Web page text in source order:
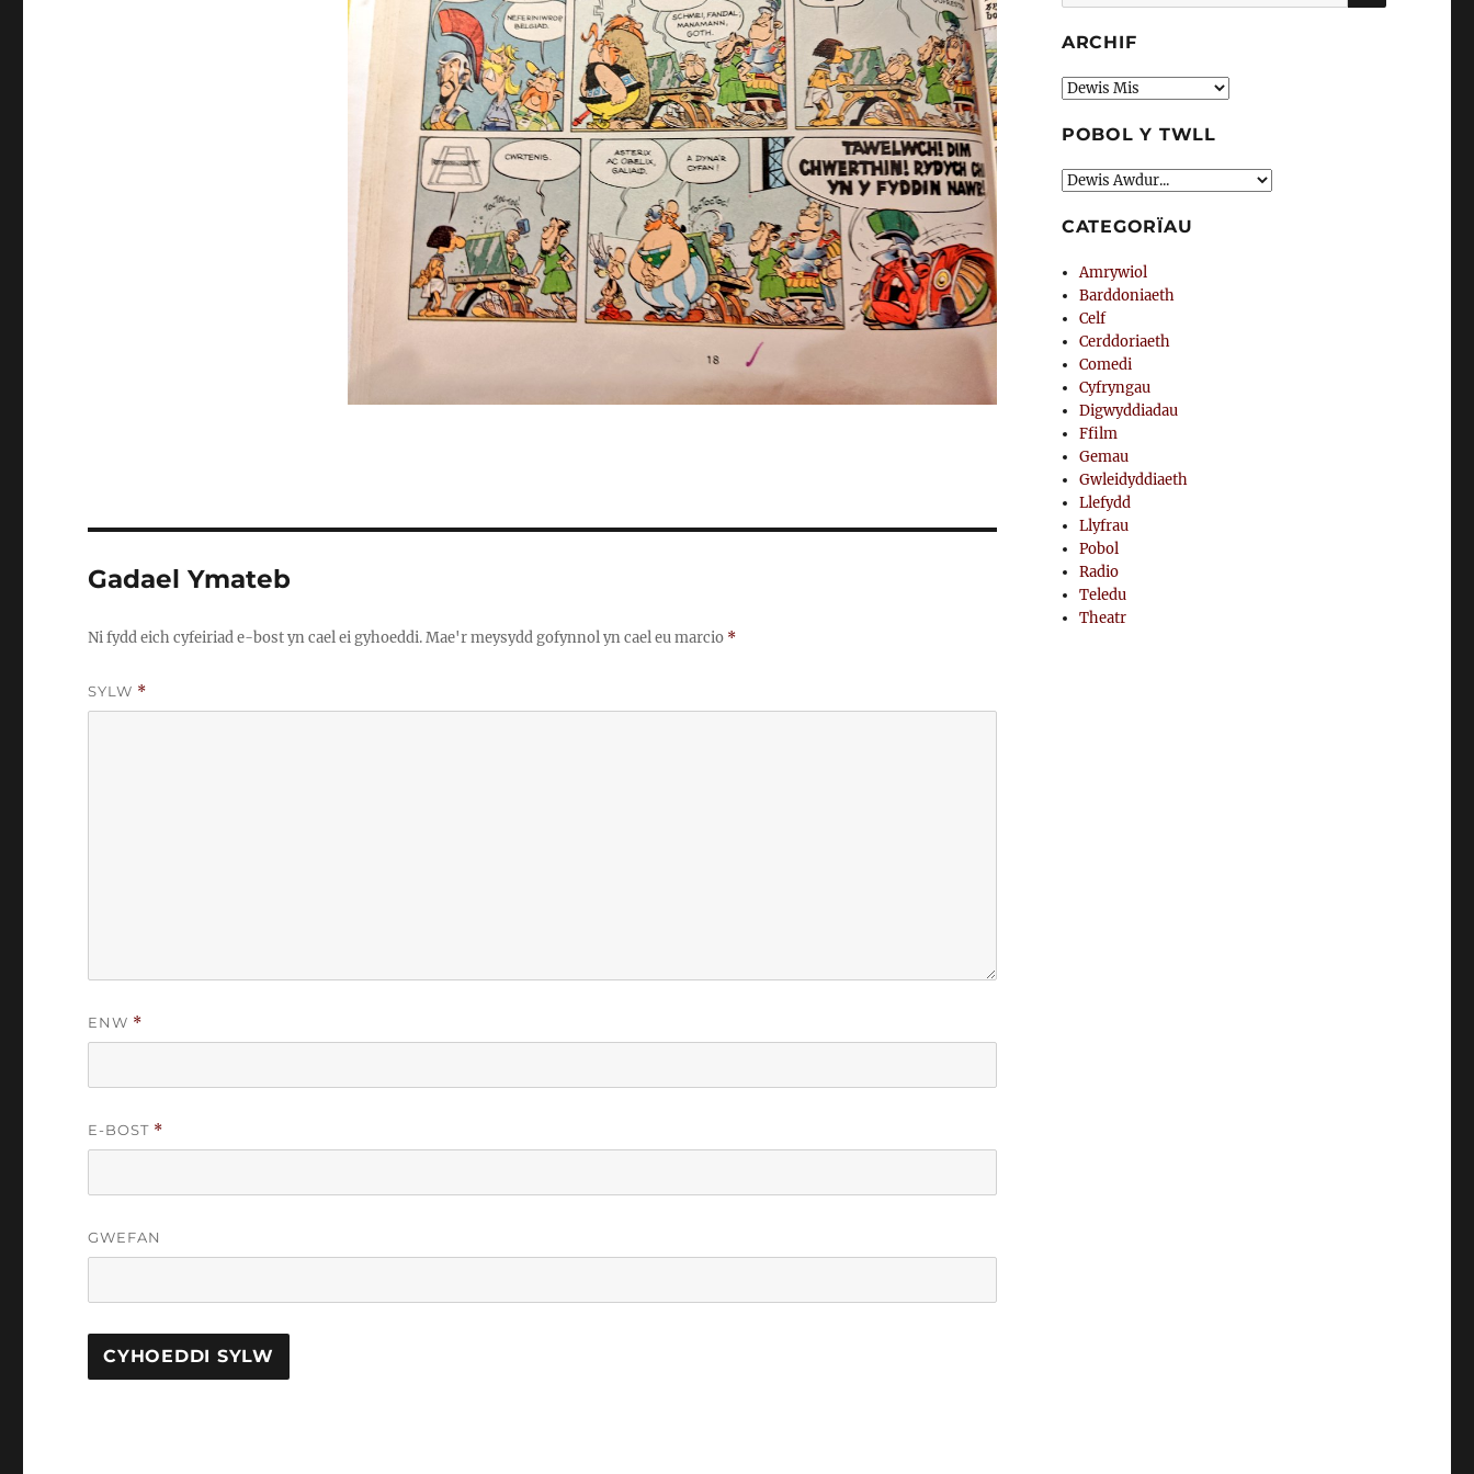
Gadael Ymateb
Ni fydd eich cyfeiriad e-bost yn cael ei gyhoeddi.Mae'r meysydd gofynnol yn cael eu marcio *
SYLW *
ENW *
E-BOST *
GWEFAN
ARCHIF
Archif
POBOL Y TWLL
CATEGORÏAU
Amrywiol
Barddoniaeth
Celf
Cerddoriaeth
Comedi
Cyfryngau
Digwyddiadau
Ffilm
Gemau
Gwleidyddiaeth
Llefydd
Llyfrau
Pobol
Radio
Teledu
Theatr